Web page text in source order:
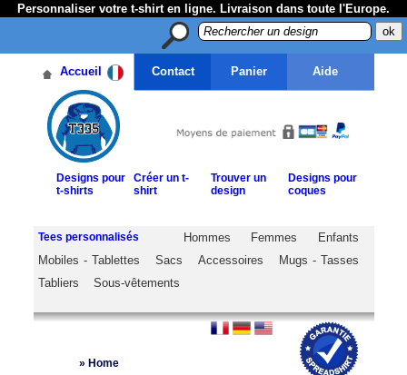
Personnaliser votre t-shirt en ligne. Livraison dans toute l'Europe.
Accueil Contact Panier Aide
Designs pour
t-shirts
Créer un t-
shirt
Trouver un
design
Designs pour
coques
Tees personnalisés Hommes Femmes
Enfants
Mobiles - Tablettes
Sacs Accessoires
Mugs - Tasses
Tabliers
Sous-vêtements
» Home